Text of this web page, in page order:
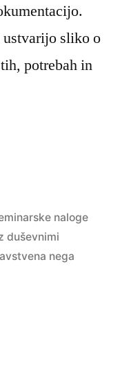
ustvarijo sliko o
potrebah in
naloge
duševnimi
nega